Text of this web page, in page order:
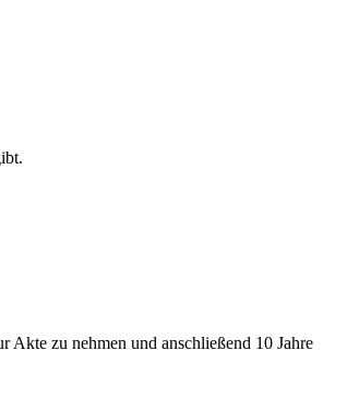
Akte zu nehmen und anschließend 10 Jahre